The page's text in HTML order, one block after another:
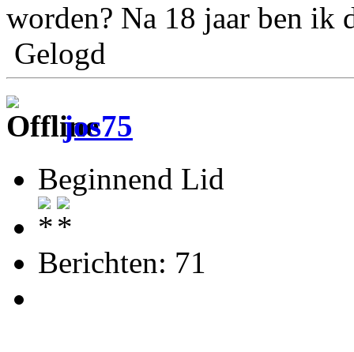
worden? Na 18 jaar ben ik
Gelogd
jos75
Beginnend Lid
Berichten: 71